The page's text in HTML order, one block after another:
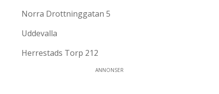
Norra Drottninggatan 5
Uddevalla
Herrestads Torp 212
ANNONSER